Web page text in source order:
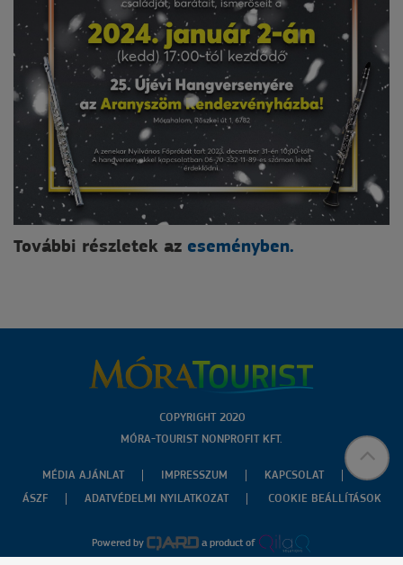
További részletek az eseményben.
COPYRIGHT 2020
MÓRA-TOURIST NONPROFIT KFT.
MÉDIA AJÁNLAT IMPRESSZUM
KAPCSOLAT
ÁSZF
ADATVÉDELMI NYILATKOZAT COOKIE BEÁLLÍTÁSOK
Powered by a product of